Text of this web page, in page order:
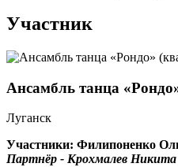
Участник
Ансамбль танца
Луганск
Участники: Филипоненко
Партнёр - Крохмалев Никита